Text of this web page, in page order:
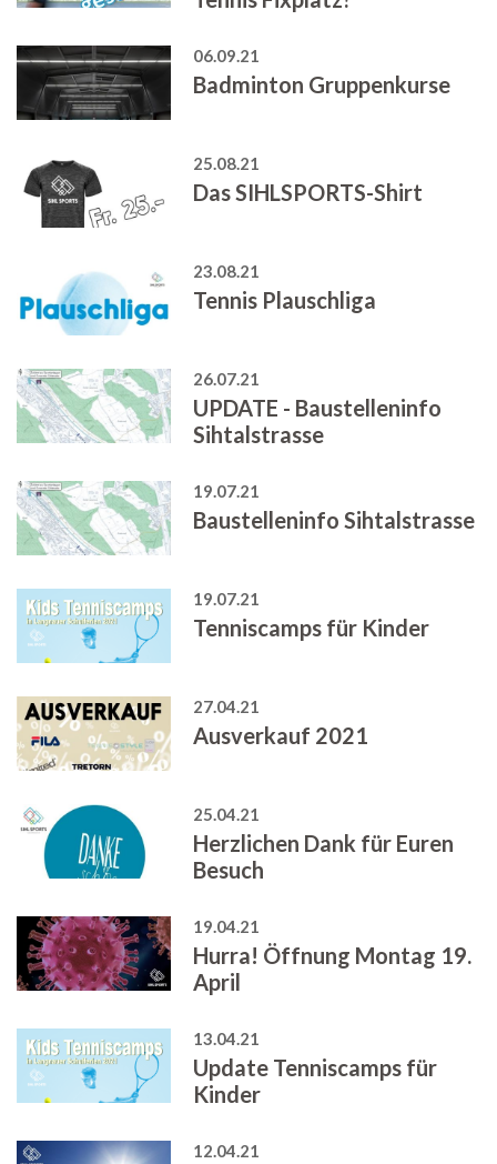
06.09.21
Badminton Gruppenkurse
25.08.21
Das SIHLSPORTS-Shirt
23.08.21
Tennis Plauschliga
26.07.21
UPDATE - Baustelleninfo
Sihtalstrasse
19.07.21
Baustelleninfo Sihtalstrasse
19.07.21
Tenniscamps für Kinder
27.04.21
Ausverkauf 2021
25.04.21
Herzlichen Dank für Euren
Besuch
19.04.21
Hurra! Öffnung Montag 19.
April
13.04.21
Update Tenniscamps für
Kinder
12.04.21